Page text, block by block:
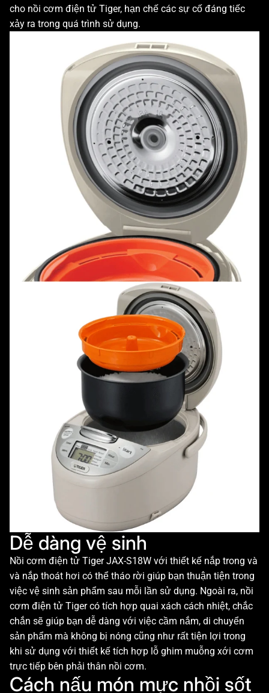
cho nồi cơm điện tử Tiger, hạn chế các sự cố đáng tiếc
xảy ra trong quá trình sử dụng.
Dễ dàng vệ sinh
Nồi cơm điện tử Tiger JAX-S18W với thiết kế nắp trong và
và nắp thoát hơi có thể tháo rời giúp bạn thuận tiện trong
việc vệ sinh sản phẩm sau mỗi lần sử dụng. Ngoài ra, nồi
cơm điện tử Tiger có tích hợp quai xách cách nhiệt, chắc
chắn sẽ giúp bạn dễ dàng với việc cầm nắm, di chuyển
sản phẩm mà không bị nóng cũng như rất tiện lợi trong
khi sử dụng với thiết kế tích hợp lỗ ghim muỗng xới cơm
trực tiếp bên phải thân nồi cơm.
Cách nấu món mực nhồi sốt